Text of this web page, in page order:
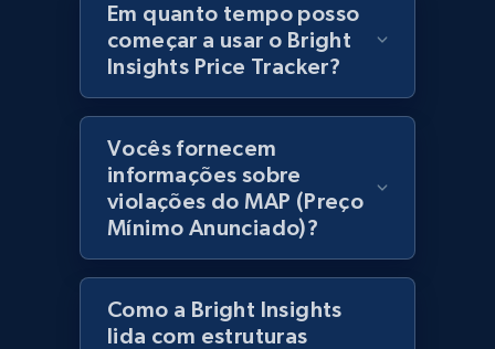
URL, Product id, Title, Images, Final price,
Currency, Discount, Initial price, and more.
1.1K+ 149+ Comece agora
Lazada - Products
URL, Title, Rating, Reviews, Initial price, Final
price, Currency, Stock, and more.
991+ Comece agora
Em quanto tempo posso
começar a usar o Bright
Insights Price Tracker?
Vocês fornecem
informações sobre
violações do MAP (Preço
Mínimo Anunciado)?
Como a Bright Insights
lida com estruturas